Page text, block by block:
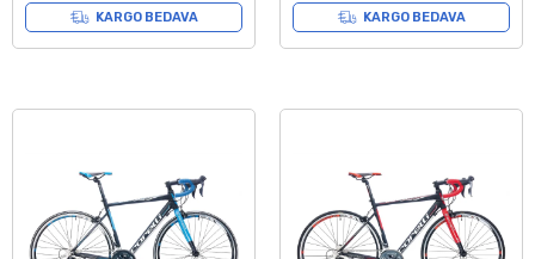
KARGO BEDAVA KARGO BEDAVA